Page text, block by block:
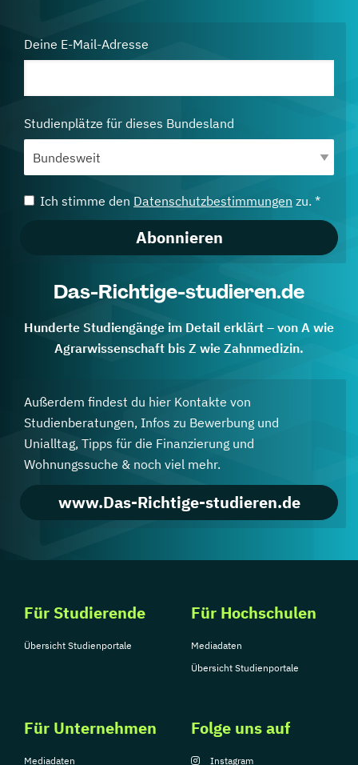
Deine E-Mail-Adresse
Studienplätze für dieses Bundesland
Ich stimme den Datenschutzbestimmungen zu. *
Abonnieren
Das-Richtige-studieren.de
Hunderte Studiengänge im Detail erklärt – von A wie
Agrarwissenschaft bis Z wie Zahnmedizin.
Außerdem findest du hier Kontakte von
Studienberatungen, Infos zu Bewerbung und
Unialltag, Tipps für die Finanzierung und
Wohnungssuche & noch viel mehr.
www.Das-Richtige-studieren.de
Für Studierende
Übersicht Studienportale
Für Hochschulen
Mediadaten
Übersicht Studienportale
Für Unternehmen
Mediadaten
Folge uns auf
Instagram